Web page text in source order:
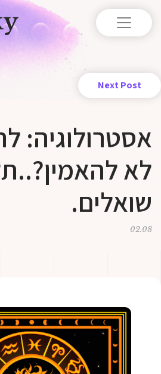
Next Post
אסטרולוגיה:
לא
שואלים.
02.08